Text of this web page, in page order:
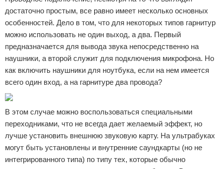
достаточно простым, все равно имеет несколько основных
особенностей. Дело в том, что для некоторых типов гарнитур
можно использовать не один выход, а два. Первый
предназначается для вывода звука непосредственно на
наушники, а второй служит для подключения микрофона. Но
как включить наушники для ноутбука, если на нем имеется
всего один вход, а на гарнитуре два провода?
В этом случае можно воспользоваться специальными
переходниками, что не всегда дает желаемый эффект, но
лучше установить внешнюю звуковую карту. На ультрабуках
могут быть установлены и внутренние саундкарты (но не
интегрированного типа) по типу тех, которые обычно